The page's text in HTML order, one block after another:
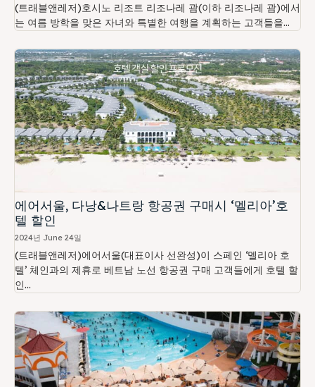
(트래블앤레저)호시노 리조트 리조나레 괌(이하 리조나레 괌)에서
는 여름 방학을 맞은 자녀와 특별한 여행을 계획하는 고객들을...
에어서울, 다낭&나트랑 항공권 구매시 ‘멜리아’호
텔 할인
2024년 June 24일
(트래블앤레저)에어서울(대표이사 선완성)이 스페인 ‘멜리아 호
텔’ 체인과의 제휴로 베트남 노선 항공권 구매 고객들에게 호텔 할
인...